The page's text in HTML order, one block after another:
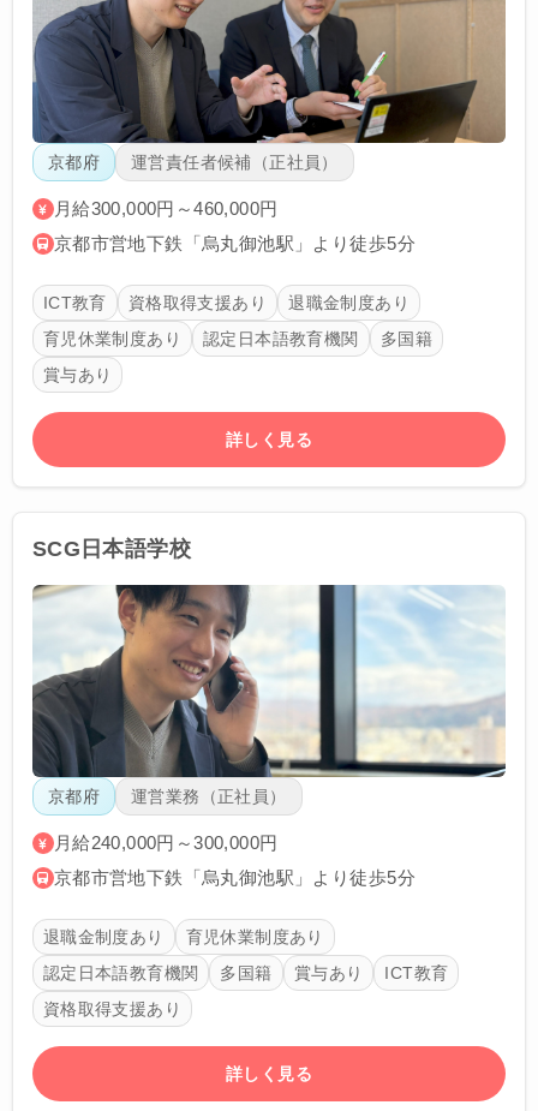
京都府 運営責任者候補（正社員）
月給300,000円～460,000円
京都市営地下鉄「烏丸御池駅」より徒歩5分
ICT教育 資格取得支援あり
退職金制度あり
育児休業制度あり
認定日本語教育機関
多国籍
賞与あり
詳しく見る
SCG日本語学校
京都府 運営業務（正社員）
月給240,000円～300,000円
京都市営地下鉄「烏丸御池駅」より徒歩5分
退職金制度あり
育児休業制度あり
認定日本語教育機関
多国籍 賞与あり
ICT教育
資格取得支援あり
詳しく見る